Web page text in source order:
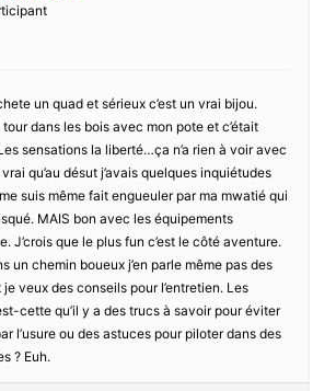
un quad et sérieux c’est un vrai bijou.
tour dans les bois avec mon pote et c’était
sensations la liberté…ça n’a rien à voir avec
qu’au désut j’avais quelques inquiétudes
suis même fait engueuler par ma mwatié qui
MAIS bon avec les équipements
J’crois que le plus fun c’est le côté aventure.
un chemin boueux j’en parle même pas des
veux des conseils pour l’entretien. Les
cette qu’il y a des trucs à savoir pour éviter
l’usure ou des astuces pour piloter dans des
? Euh.